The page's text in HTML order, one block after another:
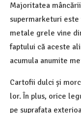
Majoritatea
supermarketuri
metale grele vine
faptului că aceste
acumula anumite
Cartofii dulci și
lor. În plus, orice
pe suprafața